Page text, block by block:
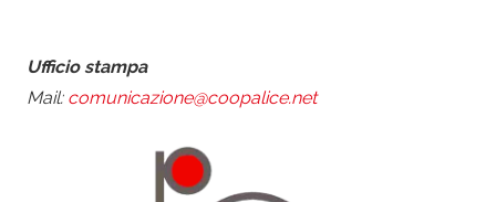
Ufficio stampa
Mail: comunicazione@coopalice.net